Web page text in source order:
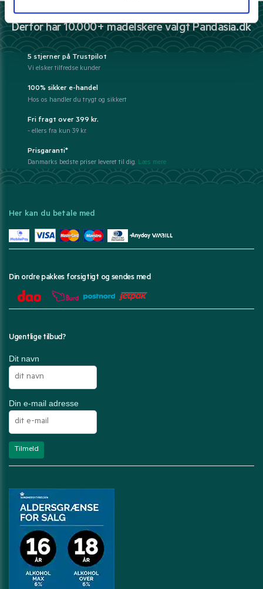
Derfor har 10.000+ madelskere valgt Pandasia.dk
5 stjerner på Trustpilot
Vi elsker tilfredse kunder
100% sikker e-handel
Hos os handler du trygt og sikkert
Fri fragt over 399 kr.
- ellers fra kun 39 kr.
Prisgaranti*
Danmarks bedste priser leveret til dig. Læs mere
Her kan du betale med
Din ordre pakkes forsigtigt og sendes med
Ugentlige tilbud?
Dit navn
Din e-mail adresse